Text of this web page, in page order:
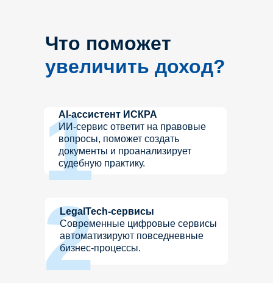
Что поможет
увеличить доход?
2
LegalTech-сервисы
Современные цифровые сервисы
автоматизируют повседневные
бизнес-процессы.
1
AI-ассистент ИСКРА
ИИ-сервис ответит на правовые
вопросы, поможет создать
документы и проанализирует
судебную практику.